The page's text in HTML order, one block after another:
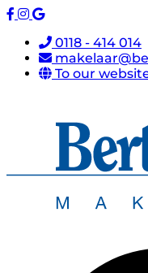
0118 - 414 014
To our website